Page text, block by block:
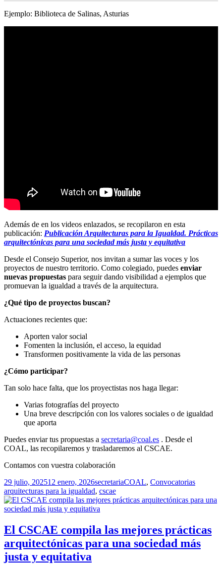
Ejemplo: Biblioteca de Salinas, Asturias
Además de en los videos enlazados, se recopilaron en esta
publicación: Publicación Arquitecturas para la Igualdad. Prácticas
arquitectónicas para una sociedad más justa y equitativa
Desde el Consejo Superior, nos invitan a sumar las voces y los
proyectos de nuestro territorio. Como colegiado, puedes enviar
nuevas propuestas para seguir dando visibilidad a ejemplos que
promuevan la igualdad a través de la arquitectura.
¿Qué tipo de proyectos buscan?
Actuaciones recientes que:
Aporten valor social
Fomenten la inclusión, el acceso, la equidad
Transformen positivamente la vida de las personas
¿Cómo participar?
Tan solo hace falta, que los proyectistas nos haga llegar:
Varias fotografías del proyecto
Una breve descripción con los valores sociales o de igualdad
que aporta
Puedes enviar tus propuestas a secretaria@coal.es . Desde el
COAL, las recopilaremos y trasladaremos al CSCAE.
Contamos con vuestra colaboración
Publicado
el
29 julio, 202512 enero, 2026Autor
secretariaCategorías
COAL, Convocatorias
arquitecturas para la igualdad, cscae
El CSCAE compila las mejores prácticas
arquitectónicas para una sociedad más
justa y equitativa